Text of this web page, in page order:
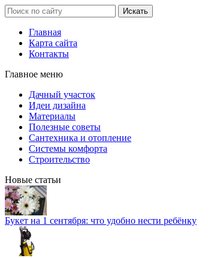
Главная
Карта сайта
Контакты
Главное меню
Дачный участок
Идеи дизайна
Материалы
Полезные советы
Сантехника и отопление
Системы комфорта
Строительство
Новые статьи
Букет на 1 сентября: что удобно нести ребёнку